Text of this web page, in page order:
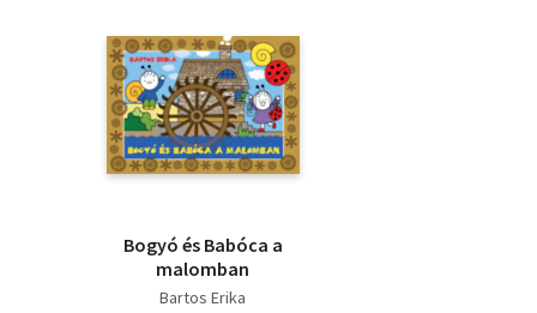
Bogyó és Babóca a
malomban
Bartos Erika